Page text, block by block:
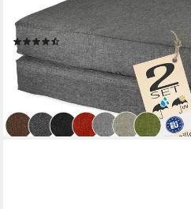
Stuhlkissen 2er Set Stuhlkissen
Farben zur Auswahl, Anthrazit
(9)
ab 33,99 € 40,78 €
-17%
lieferbar - in 4-5 Werktagen bei dir
+2